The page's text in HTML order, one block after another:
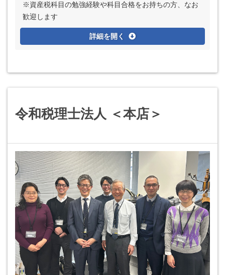
※資産税科目の勉強経験や科目合格をお持ちの方、なお
歓迎します
詳細を開く
令和税理士法人 ＜本店＞